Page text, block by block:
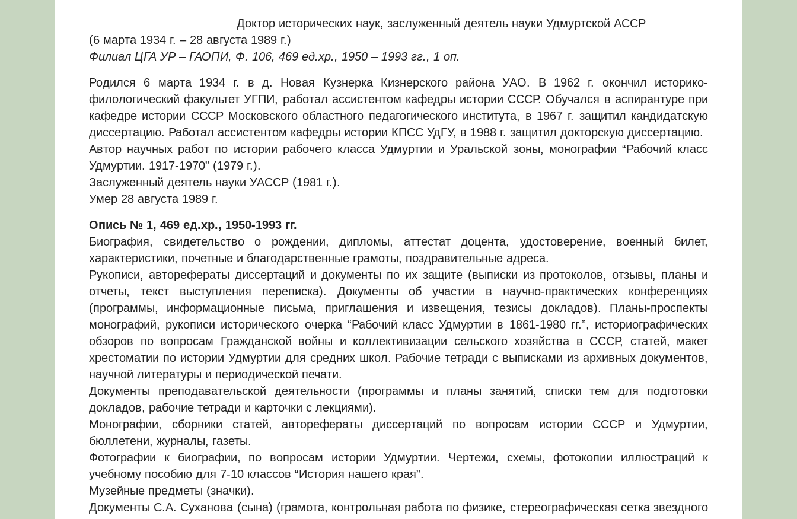
Доктор исторических наук, заслуженный деятель науки Удмуртской АССР
(6 марта 1934 г. – 28 августа 1989 г.)
Филиал ЦГА УР – ГАОПИ, Ф. 106, 469 ед.хр., 1950 – 1993 гг., 1 оп.
Родился 6 марта 1934 г. в д. Новая Кузнерка Кизнерского района УАО. В 1962 г. окончил историко-
филологический факультет УГПИ, работал ассистентом кафедры истории СССР. Обучался в аспирантуре при
кафедре истории СССР Московского областного педагогического института, в 1967 г. защитил кандидатскую
диссертацию. Работал ассистентом кафедры истории КПСС УдГУ, в 1988 г. защитил докторскую диссертацию.
Автор научных работ по истории рабочего класса Удмуртии и Уральской зоны, монографии “Рабочий класс
Удмуртии. 1917-1970” (1979 г.).
Заслуженный деятель науки УАССР (1981 г.).
Умер 28 августа 1989 г.
Опись № 1, 469 ед.хр., 1950-1993 гг.
Биография, свидетельство о рождении, дипломы, аттестат доцента, удостоверение, военный билет,
характеристики, почетные и благодарственные грамоты, поздравительные адреса.
Рукописи, авторефераты диссертаций и документы по их защите (выписки из протоколов, отзывы, планы и
отчеты, текст выступления переписка). Документы об участии в научно-практических конференциях
(программы, информационные письма, приглашения и извещения, тезисы докладов). Планы-проспекты
монографий, рукописи исторического очерка “Рабочий класс Удмуртии в 1861-1980 гг.”, историографических
обзоров по вопросам Гражданской войны и коллективизации сельского хозяйства в СССР, статей, макет
хрестоматии по истории Удмуртии для средних школ. Рабочие тетради с выписками из архивных документов,
научной литературы и периодической печати.
Документы преподавательской деятельности (программы и планы занятий, списки тем для подготовки
докладов, рабочие тетради и карточки с лекциями).
Монографии, сборники статей, авторефераты диссертаций по вопросам истории СССР и Удмуртии,
бюллетени, журналы, газеты.
Фотографии к биографии, по вопросам истории Удмуртии. Чертежи, схемы, фотокопии иллюстраций к
учебному пособию для 7-10 классов “История нашего края”.
Музейные предметы (значки).
Документы С.А. Суханова (сына) (грамота, контрольная работа по физике, стереографическая сетка звездного